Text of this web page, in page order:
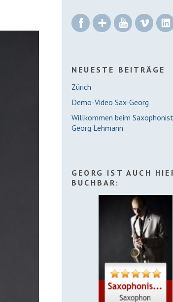
FacebookGoogle+YouTube
NEUESTE BEITRÄGE
Zürich
Demo-Video Sax-Georg
Willkommen beim
Georg Lehmann
GEORG IST AUCH
BUCHBAR: